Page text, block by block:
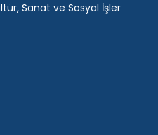
Sanat ve Sosyal İşler